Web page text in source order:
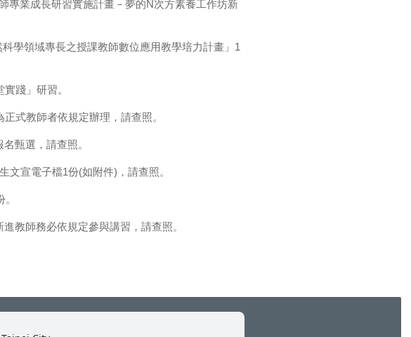
專業成長研習實施計畫－夢的N次方素養工作坊新
學領域專長之授課教師數位應用教學培力計畫」1
踐」研習。
式教師者依規定辦理，請查照。
甄選，請查照。
文宣電子檔1份(如附件)，請查照。
教師務必依規定參與講習，請查照。